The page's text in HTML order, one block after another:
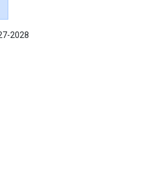
2028